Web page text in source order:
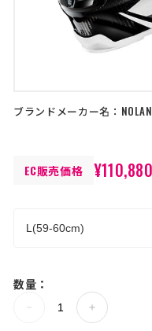
プライバシーポリシー
カスタマーハラスメントに対す
ブランドメーカー名： NOLAN
EC販売価格 ¥110,880
数量：